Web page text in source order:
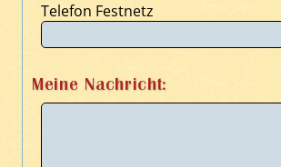
Telefon Festnetz
Meine Nachricht: